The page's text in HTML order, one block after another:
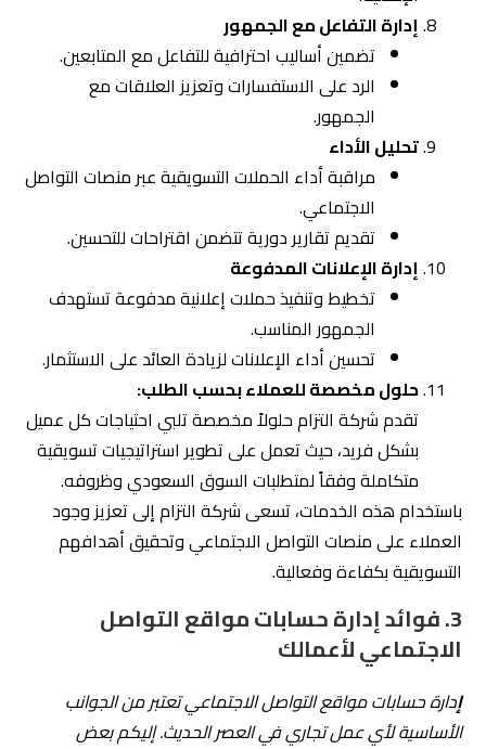
تخطيط وتنفيذ حملات إعلانية مدفوعة تستهدف
الجمهور المناسب.
تحسين أداء الإعلانات لزيادة العائد على الاستثمار.
حلول مخصصة للعملاء بحسب الطلب:
تقدم شركة التزام حلولاً مخصصة تلبي احتياجات كل عميل
بشكل فريد، حيث تعمل على تطوير استراتيجيات تسويقية
متكاملة وفقاً لمتطلبات السوق السعودي وظروفه.
باستخدام هذه الخدمات، تسعى شركة التزام إلى تعزيز وجود
العملاء على منصات التواصل الاجتماعي وتحقيق أهدافهم
التسويقية بكفاءة وفعالية.
فوائد إدارة حسابات مواقع التواصل
الاجتماعي لأعمالك
دارة حسابات مواقع التواصل الاجتماعي تعتبر من الجوانب
الأساسية لأي عمل تجاري في العصر الحديث. إليكم بعض
الفوائد الرئيسية:
زيادة الوعي بالعلامة التجارية:
الفعّال على منصات التواصل الاجتماعي، يمكن للأعمال
تعزيز هويتها وزيادة الوعي بعلامتها التجارية بشكل
تحسين التواصل مع العملاء: توفر منصات التواصل